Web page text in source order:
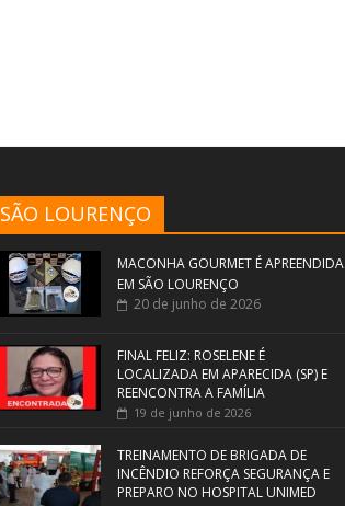
SÃO LOURENÇO
MACONHA GOURMET É APREENDIDA
EM SÃO LOURENÇO
20 de junho de 2026
FINAL FELIZ: ROSELENE É
LOCALIZADA EM APARECIDA (SP) E
REENCONTRA A FAMÍLIA
19 de junho de 2026
TREINAMENTO DE BRIGADA DE
INCÊNDIO REFORÇA SEGURANÇA E
PREPARO NO HOSPITAL UNIMED